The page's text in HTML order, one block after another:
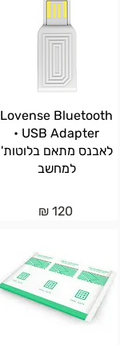
Lovense Bluetooth
USB Adapter •
לאבנס מתאם בלוטות'
למחשב
120 ₪